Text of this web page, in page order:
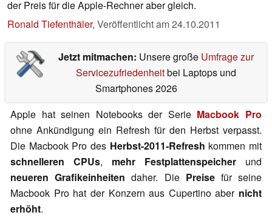
der Preis für die Apple-Rechner aber gleich.
Ronald Tiefenthäler, Veröffentlicht am24.10.2011
Jetzt mitmachen: Unsere große Umfrage zur
Servicezufriedenheitbei Laptops und
Smartphones 2026
Apple hat seinen Notebooks der Serie Macbook Pro
ohne Ankündigung ein Refresh für den Herbst verpasst.
Die Macbook Pro des Herbst-2011-Refresh kommen mit
schnelleren CPUs, mehr Festplattenspeicher und
neueren Grafikeinheiten daher. Die Preisefür seine
Macbook Pro hat der Konzern aus Cupertino aber nicht
erhöht.